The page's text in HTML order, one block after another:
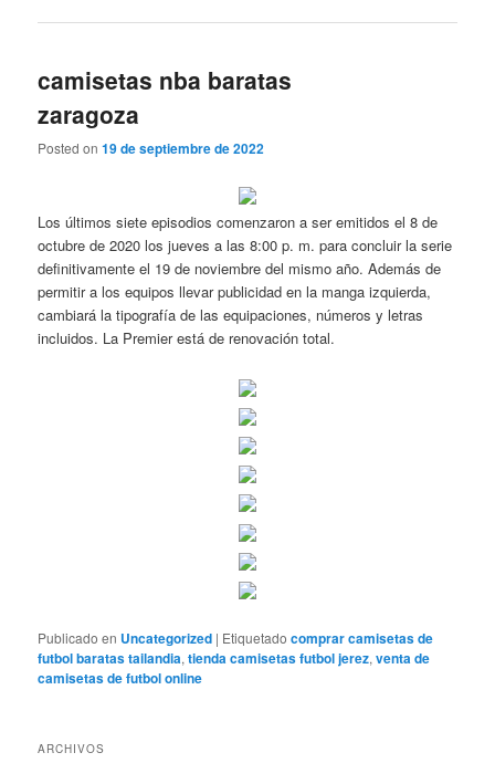
camisetas nba baratas
zaragoza
Posted on19 de septiembre de 2022
Los últimos siete episodios comenzaron a ser emitidos el 8 de
octubre de 2020 los jueves a las 8:00 p. m. para concluir la serie
definitivamente el 19 de noviembre del mismo año. Además de
permitir a los equipos llevar publicidad en la manga izquierda,
cambiará la tipografía de las equipaciones, números y letras
incluidos. La Premier está de renovación total.
Publicado en Uncategorized | Etiquetado comprar camisetas de
futbol baratas tailandia,tienda camisetas futbol jerez,venta de
camisetas de futbol online
ARCHIVOS